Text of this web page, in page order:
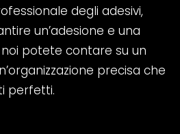
degli adesivi,
un’adesione e una
potete contare su un
precisa che
perfetti.